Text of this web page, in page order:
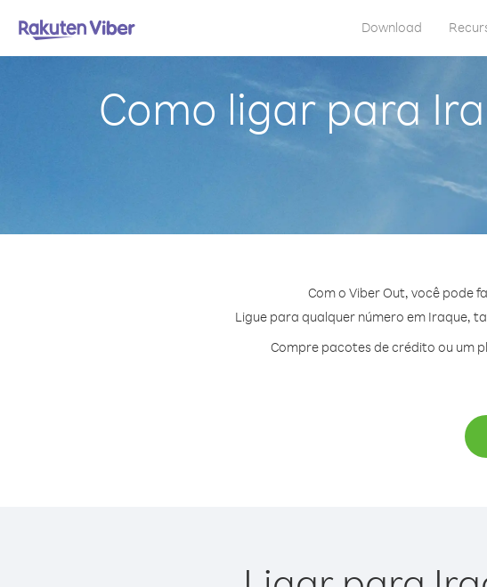
Download
Como ligar para
Com o Viber Out, você pode
Ligue para qualquer número em Iraque,
Compre pacotes de crédito ou um